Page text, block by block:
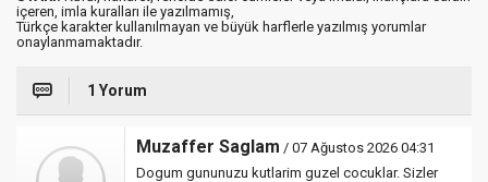
içeren, imla kuralları ile yazılmamış,
Türkçe karakter kullanılmayan ve büyük harflerle yazılmış yorumlar
onaylanmamaktadır.
1 Yorum
Muzaffer Saglam / 07 Ağustos 2026 04:31
Dogum gununuzu kutlarim guzel cocuklar. Sizler